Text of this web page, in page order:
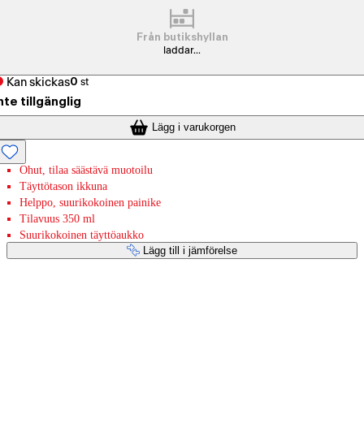
Från butikshyllan
laddar...
Kan skickas0 st
tillgänglig
Lägg i varukorgen
Ohut, tilaa säästävä muotoilu
Täyttötason ikkuna
Helppo, suurikokoinen painike
Tilavuus 350 ml
Suurikokoinen täyttöaukko
Lägg till i jämförelse